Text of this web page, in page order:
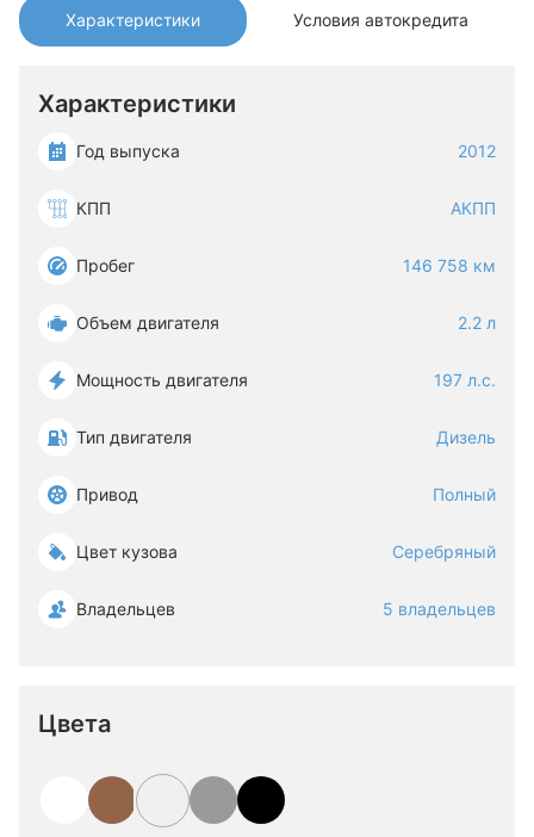
Характеристики Условия автокредита
Характеристики
Год выпуска 2012
КПП АКПП
Пробег 146 758 км
Объем двигателя 2.2 л
Мощность двигателя 197 л.с.
Тип двигателя Дизель
Привод Полный
Цвет кузова Серебряный
Владельцев 5 владельцев
Цвета